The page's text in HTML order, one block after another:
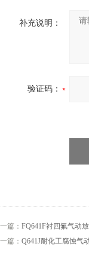
补充说明：
验证码：
篇： FQ641F衬四氟气动
篇： Q641J耐化工腐蚀气